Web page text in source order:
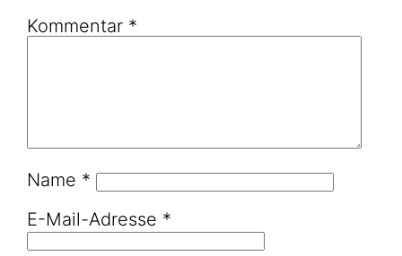
Kommentar *
Name *
E-Mail-Adresse *